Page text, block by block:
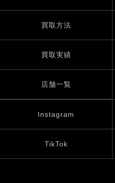
買取方法
買取実績
店舗一覧
Instagram
TikTok